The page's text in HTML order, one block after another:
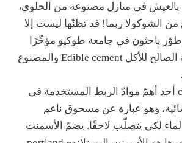
بالعيش في منازل مصنوعة من الحلوى،
الشوكولا ربما! قد تظنّها ليست إلا
طوّر باحثون في جامعة طوكيو مؤخّرًا
تقنيةً لإنتاج الأسمنت الصالح للأكل Edible cement والمصنوع
يعدّ الأسمنت cement أحد أهمّ موادّ الربط المستخدمة في
وهو عبارة عن مسحوق ناعم
لكي يتصلّب لاحقًا. يضمّ الأسمنت